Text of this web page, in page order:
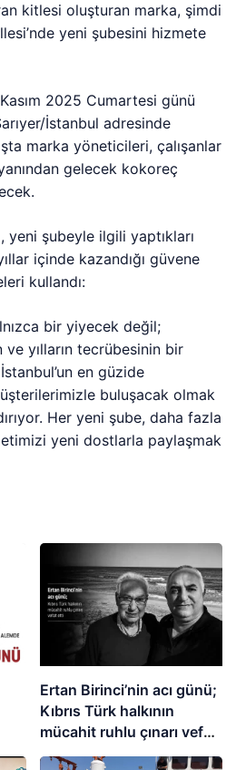
kitlesi oluşturan marka, şimdi
yeni şubesini hizmete
Kasım 2025 Cumartesi günü
İstanbul adresinde
marka yöneticileri, çalışanlar
gelecek kokoreç
şubeyle ilgili yaptıkları
içinde kazandığı güvene
kullandı:
bir yiyecek değil;
yılların tecrübesinin bir
en güzide
buluşacak olmak
Her yeni şube, daha fazla
yeni dostlarla paylaşmak
Ertan Birinci’nin acı günü;
Kıbrıs Türk halkının
mücahit ruhlu çınarı vefat
etti